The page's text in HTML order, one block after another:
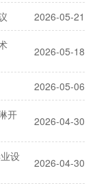
2026-05-21
2026-05-18
2026-05-06
开
2026-04-30
设
2026-04-30